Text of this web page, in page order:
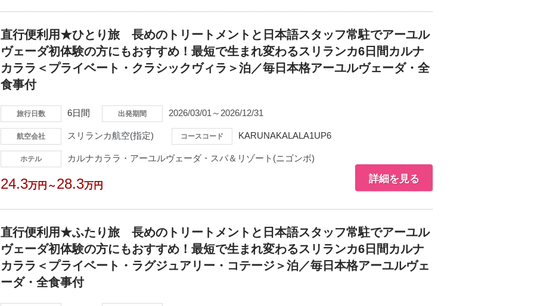
直行便利用★ひとり旅 長めのトリートメントと日本語スタッフ常駐でアーユル
ヴェーダ初体験の方にもおすすめ！最短で生まれ変わるスリランカ6日間カルナ
カララ＜プライベート・クラシックヴィラ＞泊／毎日本格アーユルヴェーダ・全
食事付
旅行日数 6日間 出発期間 2026/03/01～2026/12/31
航空会社 スリランカ航空(指定) コースコード KARUNAKALALA1UP6
ホテル カルナカララ・アーユルヴェーダ・スパ＆リゾート(ニゴンボ)
24.3万円～28.3万円
詳細を見る
直行便利用★ふたり旅 長めのトリートメントと日本語スタッフ常駐でアーユル
ヴェーダ初体験の方にもおすすめ！最短で生まれ変わるスリランカ6日間カルナ
カララ＜プライベート・ラグジュアリー・コテージ＞泊／毎日本格アーユルヴェ
ーダ・全食事付